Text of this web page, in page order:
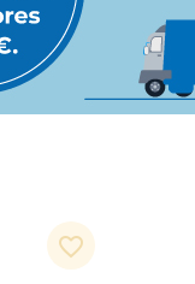
favorite_border